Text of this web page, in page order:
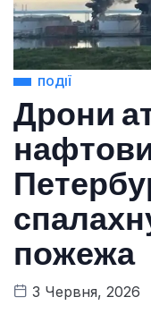
ПОДІЇ
Дрони
пожежа
3 Червня, 2026